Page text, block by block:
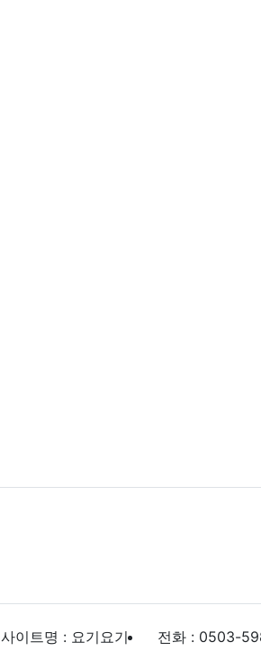
사이트명 : 요기요기 전화 : 0503-